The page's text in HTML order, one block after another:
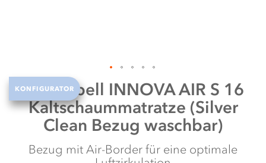
Anfang
der
Bildergalerie
KONFIGURATOR
Dormabell INNOVA AIR S 16
Kaltschaummatratze (Silver
Clean Bezug waschbar)
Bezug mit Air-Border für eine optimale